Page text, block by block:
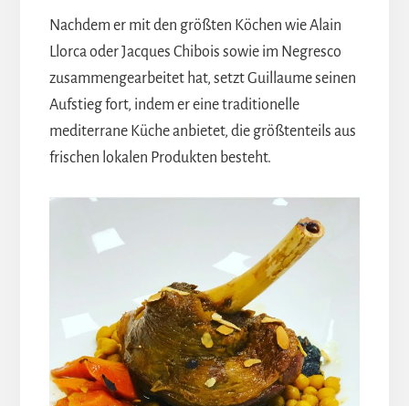
Nachdem er mit den größten Köchen wie Alain
Llorca oder Jacques Chibois sowie im Negresco
zusammengearbeitet hat, setzt Guillaume seinen
Aufstieg fort, indem er eine traditionelle
mediterrane Küche anbietet, die größtenteils aus
frischen lokalen Produkten besteht.